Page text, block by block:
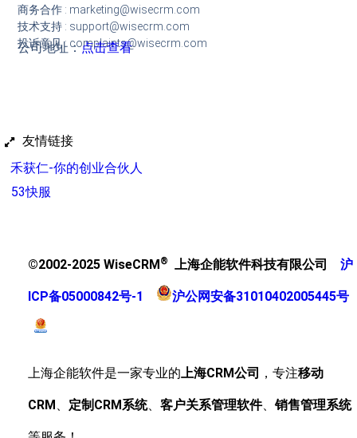
商务合作 : marketing@wisecrm.com
技术支持 : support@wisecrm.com
投诉意见 : complaints@wisecrm.com
公司地址：点击查看
友情链接
禾获仁-你的创业合伙人
53快服
©2002-2025 WiseCRM® 上海企能软件科技有限公司 沪
ICP备05000842号-1 沪公网安备31010402005445号
上海企能软件是一家专业的 上海CRM公司 ，专注移动
CRM 定制CRM系统、 客户关系管理软件、销售管理系统